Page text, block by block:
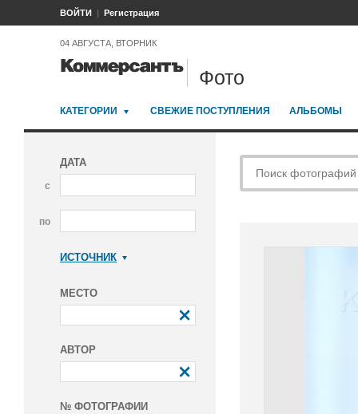
ВОЙТИ Регистрация
04 АВГУСТА, ВТОРНИК
Фото
КАТЕГОРИИ СВЕЖИЕ ПОСТУПЛЕНИЯ АЛЬБОМЫ
ДАТА
с
по
ИСТОЧНИК
МЕСТО
АВТОР
№ ФОТОГРАФИИ